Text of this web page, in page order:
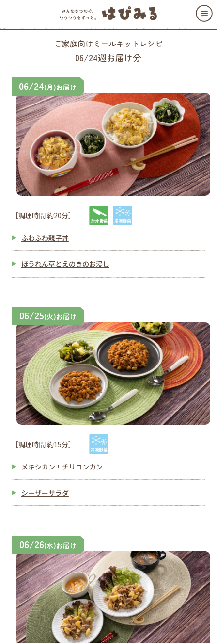
ご家庭向けミールキットレシピ
06/24週お届け分
06/24(月)お届け
［調理時間 約20分］
ふわふわ親子丼
ほうれん草とえのきのお浸し
06/25(火)お届け
［調理時間 約15分］
メキシカン！チリコンカン
シーザーサラダ
06/26(水)お届け